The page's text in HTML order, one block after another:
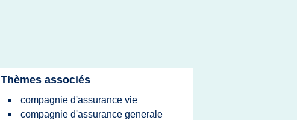
Thèmes associés
compagnie d'assurance vie
compagnie d'assurance generale